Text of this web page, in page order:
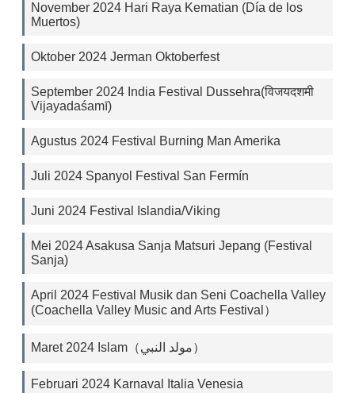
November 2024 Hari Raya Kematian (Día de los
Muertos)
Oktober 2024 Jerman Oktoberfest
September 2024 India Festival Dussehra(विजयदशमी
Vijayadaśamī)
Agustus 2024 Festival Burning Man Amerika
Juli 2024 Spanyol Festival San Fermín
Juni 2024 Festival Islandia/Viking
Mei 2024 Asakusa Sanja Matsuri Jepang (Festival
Sanja)
April 2024 Festival Musik dan Seni Coachella Valley
(Coachella Valley Music and Arts Festival）
Maret 2024 Islam（مولد النبي‎）
Februari 2024 Karnaval Italia Venesia